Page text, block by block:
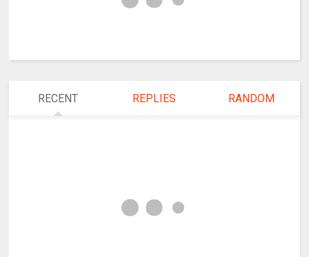
RECENT REPLIES RANDOM